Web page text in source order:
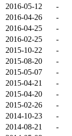
2016-05-12
-
2016-04-26
-
2016-04-25
-
2016-02-25
-
2015-10-22
-
2015-08-20
-
2015-05-07
-
2015-04-21
-
2015-04-20
-
2015-02-26
-
2014-10-23
-
2014-08-21
-